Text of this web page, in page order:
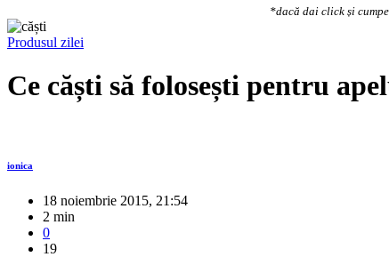
*dacă dai click și
Produsul zilei
Ce căști să folosești pentru
ionica
18 noiembrie 2015, 21:54
2 min
0
19